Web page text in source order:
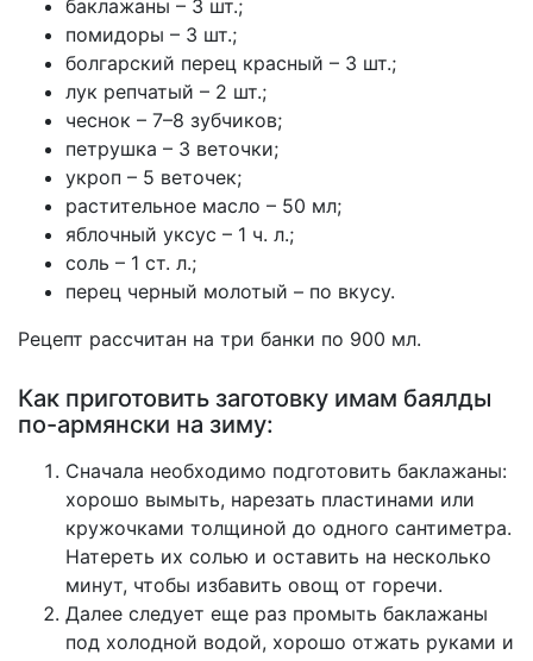
баклажаны – 3 шт.;
помидоры – 3 шт.;
болгарский перец красный – 3 шт.;
лук репчатый – 2 шт.;
чеснок – 7–8 зубчиков;
петрушка – 3 веточки;
укроп – 5 веточек;
растительное масло – 50 мл;
яблочный уксус – 1 ч. л.;
соль – 1 ст. л.;
перец черный молотый – по вкусу.
Рецепт рассчитан на три банки по 900 мл.
Как приготовить заготовку имам баялды
по-армянски на зиму:
Сначала необходимо подготовить баклажаны:
хорошо вымыть, нарезать пластинами или
кружочками толщиной до одного сантиметра.
Натереть их солью и оставить на несколько
минут, чтобы избавить овощ от горечи.
Далее следует еще раз промыть баклажаны
под холодной водой, хорошо отжать руками и